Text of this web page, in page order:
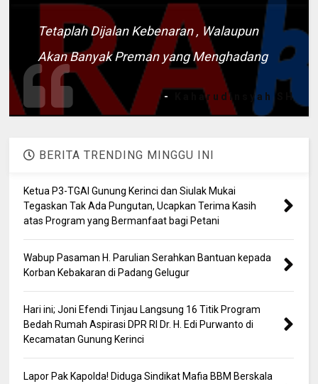
Tetaplah Dijalan Kebenaran , Walaupun
Akan Banyak Preman yang Menghadang
- Kaharudinsyah SH
BERITA TRENDING MINGGU INI
Ketua P3-TGAI Gunung Kerinci dan Siulak Mukai
Tegaskan Tak Ada Pungutan, Ucapkan Terima Kasih
atas Program yang Bermanfaat bagi Petani
Wabup Pasaman H. Parulian Serahkan Bantuan kepada
Korban Kebakaran di Padang Gelugur
Hari ini; Joni Efendi Tinjau Langsung 16 Titik Program
Bedah Rumah Aspirasi DPR RI Dr. H. Edi Purwanto di
Kecamatan Gunung Kerinci
Lapor Pak Kapolda! Diduga Sindikat Mafia BBM Berskala